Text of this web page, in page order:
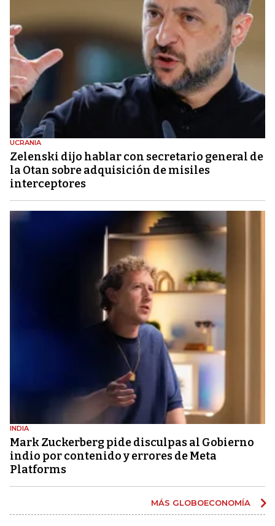
UCRANIA
Zelenski dijo hablar con secretario general de
la Otan sobre adquisición de misiles
interceptores
INDIA
Mark Zuckerberg pide disculpas al Gobierno
indio por contenido y errores de Meta
Platforms
MÁS GLOBOECONOMÍA